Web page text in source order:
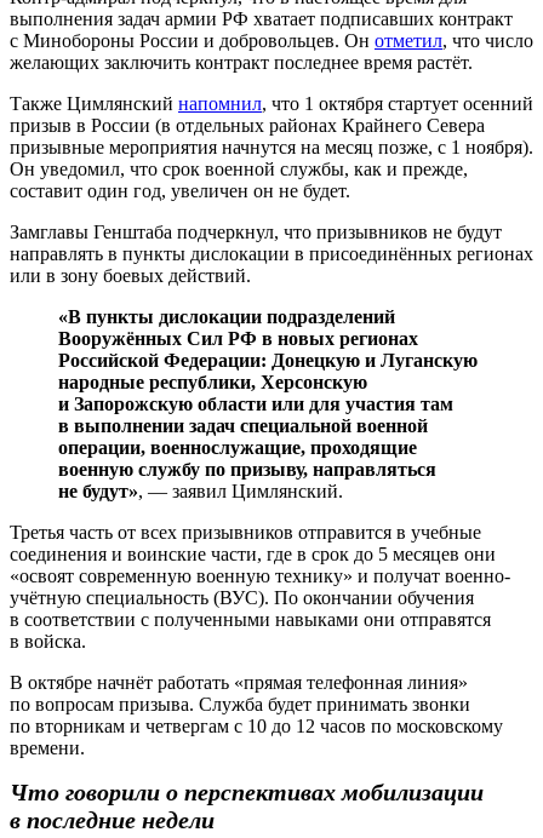
выполнения задач армии РФ хватает подписавших контракт
с Минобороны России и добровольцев. Он отметил, что число
желающих заключить контракт последнее время растёт.
Также Цимлянский напомнил, что 1 октября стартует осенний
призыв в России (в отдельных районах Крайнего Севера
призывные мероприятия начнутся на месяц позже, с 1 ноября).
Он уведомил, что срок военной службы, как и прежде,
составит один год, увеличен он не будет.
Замглавы Генштаба подчеркнул, что призывников не будут
направлять в пункты дислокации в присоединённых регионах
или в зону боевых действий.
«В пункты дислокации подразделений
Вооружённых Сил РФ в новых регионах
Российской Федерации: Донецкую и Луганскую
народные республики, Херсонскую
и Запорожскую области или для участия там
в выполнении задач специальной военной
операции, военнослужащие, проходящие
военную службу по призыву, направляться
не будут», — заявил Цимлянский.
Третья часть от всех призывников отправится в учебные
соединения и воинские части, где в срок до 5 месяцев они
«освоят современную военную технику» и получат военно-
учётную специальность (ВУС). По окончании обучения
в соответствии с полученными навыками они отправятся
в войска.
В октябре начнёт работать «прямая телефонная линия»
по вопросам призыва. Служба будет принимать звонки
по вторникам и четвергам с 10 до 12 часов по московскому
времени.
Что говорили о перспективах мобилизации
в последние недели